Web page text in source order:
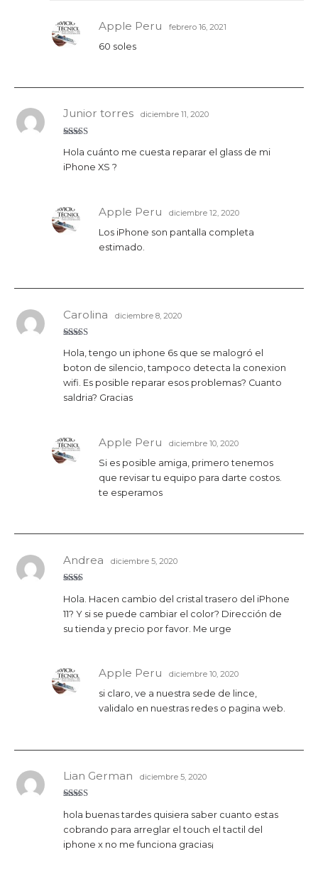
Apple Peru febrero 16, 2021
60 soles
con4 de
5
Junior torres diciembre 11, 2020
Hola cuánto me cuesta reparar el glass de mi
iPhone XS ?
Apple Peru diciembre 12, 2020
Los iPhone son pantalla completa
estimado.
con5de 5
Carolina diciembre 8, 2020
Hola, tengo un iphone 6s que se malogró el
boton de silencio, tampoco detecta la conexion
wifi. Es posible reparar esos problemas? Cuanto
saldria? Gracias
Apple Peru diciembre 10, 2020
Si es posible amiga, primero tenemos
que revisar tu equipo para darte costos.
te esperamos
rado
2 de
5
Andrea diciembre 5, 2020
Hola. Hacen cambio del cristal trasero del iPhone
11? Y si se puede cambiar el color? Dirección de
su tienda y precio por favor. Me urge
Apple Peru diciembre 10, 2020
si claro, ve a nuestra sede de lince,
validalo en nuestras redes o pagina web.
con4 de
Lian German diciembre 5, 2020
hola buenas tardes quisiera saber cuanto estas
cobrando para arreglar el touch el tactil del
iphone x no me funciona gracias¡